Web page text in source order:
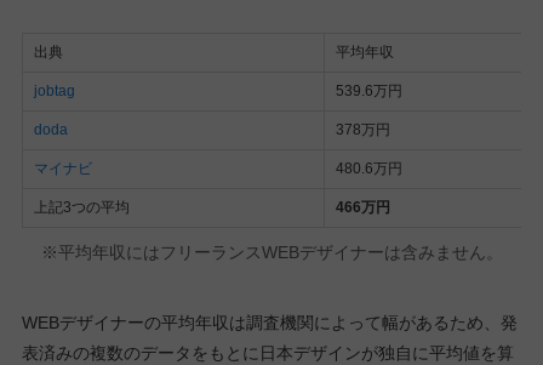
出典 平均年収
jobtag 539.6万円
doda 378万円
マイナビ 480.6万円
上記3つの平均 466万円
※平均年収にはフリーランスWEBデザイナーは含みません。
WEBデザイナーの平均年収は調査機関によって幅があるため、発
表済みの複数のデータをもとに日本デザインが独自に平均値を算